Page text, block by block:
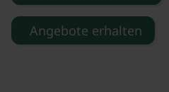
Angebote erhalten